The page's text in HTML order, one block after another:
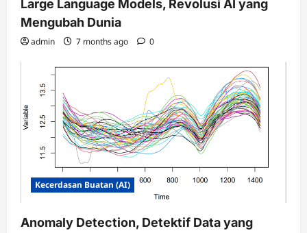
Large Language Models, Revolusi AI yang
Mengubah Dunia
admin 7 months ago 0
Kecerdasan Buatan (AI)
Anomaly Detection, Detektif Data yang